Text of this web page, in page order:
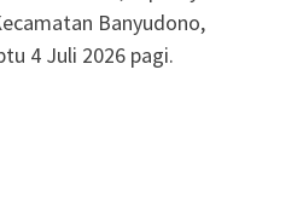
Banyudono,
4 Juli 2026 pagi.